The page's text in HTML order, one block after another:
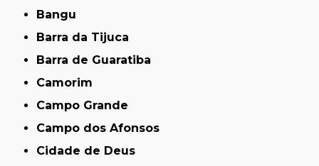
Bangu
Barra da Tijuca
Barra de Guaratiba
Camorim
Campo Grande
Campo dos Afonsos
Cidade de Deus